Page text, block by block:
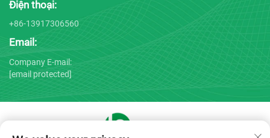
Điện thoại:
+86-13917306560
Email:
Company E-mail:
[email protected]